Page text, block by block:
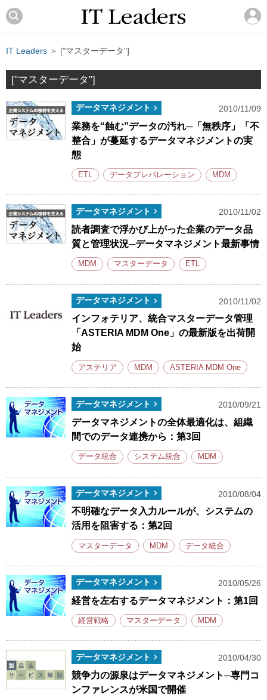
IT Leaders ＞ ["マスターデータ"]
["マスターデータ"]
データマネジメント 2010/11/09
業務を“蝕む”データの汚れ─「無秩序」「不
整合」が蔓延するデータマネジメントの実
態
ETL データプレパレーション MDM
データマネジメント 2010/11/02
読者調査で浮かび上がった企業のデータ品
質と管理状況─データマネジメント最新事情
MDM マスターデータ ETL
データマネジメント 2010/11/02
インフォテリア、統合マスターデータ管理
「ASTERIA MDM One」の最新版を出荷開
始
アステリア MDM ASTERIA MDM One
データマネジメント 2010/09/21
データマネジメントの全体最適化は、組織
間でのデータ連携から：第3回
データ統合 システム統合 MDM
データマネジメント 2010/08/04
不明確なデータ入力ルールが、システムの
活用を阻害する：第2回
マスターデータ MDM データ統合
データマネジメント 2010/05/26
経営を左右するデータマネジメント：第1回
経営戦略 マスターデータ MDM
データマネジメント 2010/04/30
競争力の源泉はデータマネジメント─専門コ
ンファレンスが米国で開催